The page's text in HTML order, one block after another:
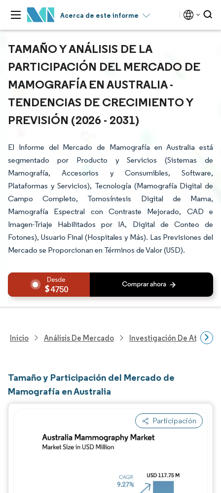
Acerca de este informe
TAMAÑO Y ANÁLISIS DE LA
PARTICIPACIÓN DEL MERCADO DE
MAMOGRAFÍA EN AUSTRALIA -
TENDENCIAS DE CRECIMIENTO Y
PREVISIÓN (2026 - 2031)
El Informe del Mercado de Mamografía en Australia está
segmentado por Producto y Servicios (Sistemas de
Mamografía, Accesorios y Consumibles, Software,
Plataformas y Servicios), Tecnología (Mamografía Digital de
Campo Completo, Tomosíntesis Digital de Mama,
Mamografía Espectral con Contraste Mejorado, CAD e
Imagen-Triaje Habilitados por IA, Digital de Conteo de
Fotones), Usuario Final (Hospitales y Más). Las Previsiones del
Mercado se Proporcionan en Términos de Valor (USD).
4750
Inicio Análisis De Mercado Investigación De
Tamaño y Participación del Mercado de
Mamografía en Australia
Participación